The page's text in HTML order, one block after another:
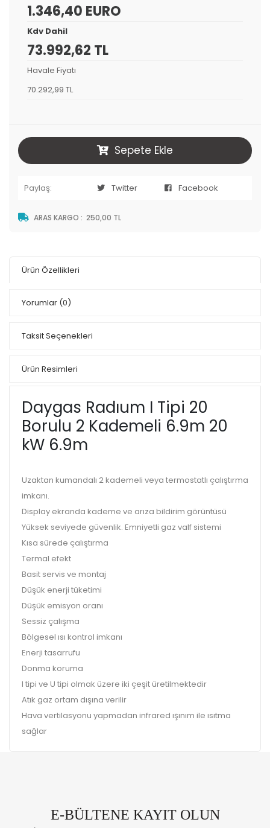
1.346,40 EURO
Kdv Dahil
73.992,62 TL
Havale Fiyatı
70.292,99 TL
Sepete Ekle
Paylaş: Twitter Facebook
ARAS KARGO : 250,00 TL
Ürün Özellikleri
Yorumlar (0)
Taksit Seçenekleri
Ürün Resimleri
Daygas Radıum I Tipi 20
Borulu 2 Kademeli 6.9m 20
kW 6.9m
Uzaktan kumandalı 2 kademeli veya termostatlı çalıştırma
imkanı.
Display ekranda kademe ve arıza bildirim görüntüsü
Yüksek seviyede güvenlik. Emniyetli gaz valf sistemi
Kısa sürede çalıştırma
Termal efekt
Basit servis ve montaj
Düşük enerji tüketimi
Düşük emisyon oranı
Sessiz çalışma
Bölgesel ısı kontrol imkanı
Enerji tasarrufu
Donma koruma
I tipi ve U tipi olmak üzere iki çeşit üretilmektedir
Atık gaz ortam dışına verilir
Hava vertilasyonu yapmadan infrared ışınım ile ısıtma
sağlar
E-BÜLTENE KAYIT OLUN